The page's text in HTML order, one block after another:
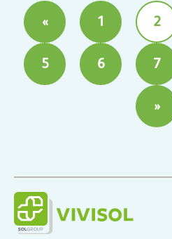
« 1 2
5 6 7
»